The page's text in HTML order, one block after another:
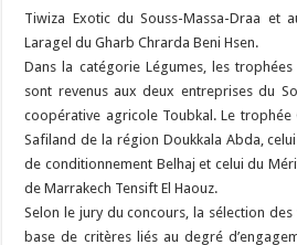
Tiwiza Exotic du Souss-Massa-Draa et
Laragel du Gharb Chrarda Beni Hsen.
Dans la catégorie Légumes, les
sont revenus aux deux entreprises du
coopérative agricole Toubkal. Le
Safiland de la région Doukkala Abda,
de conditionnement Belhaj et celui du
de Marrakech Tensift El Haouz.
Selon le jury du concours, la sélection des
base de critères liés au degré